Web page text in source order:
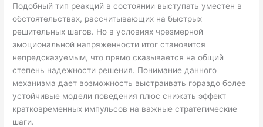
Подобный тип реакций в состоянии выступать уместен в
обстоятельствах, рассчитывающих на быстрых
решительных шагов. Но в условиях чрезмерной
эмоциональной напряженности итог становится
непредсказуемым, что прямо сказывается на общий
степень надежности решения. Понимание данного
механизма дает возможность выстраивать гораздо более
устойчивые модели поведения плюс снижать эффект
кратковременных импульсов на важные стратегические
шаги.